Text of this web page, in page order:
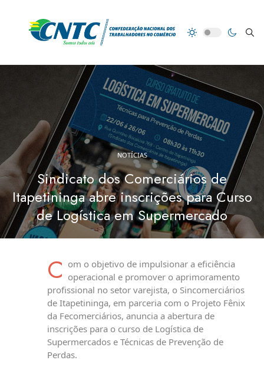
NOTÍCIAS
Sindicato dos Comerciários de
Itapetininga abre inscrições para Curso
de Logística em Supermercado
C om o objetivo de impulsionar a eficiência
operacional e promover o aprimoramento
profissional no setor varejista, o Sincomerciários
de Itapetininga, em parceria com o Projeto Fênix
da Fecomerciários, anuncia a abertura de
inscrições para o curso de Logística de
Supermercados e Técnicas de Prevenção de
Perdas.